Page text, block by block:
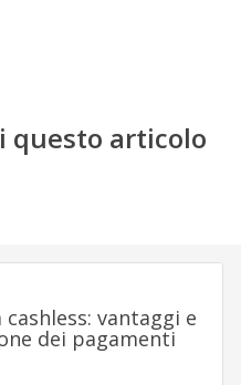
questo articolo
vantaggi e
dei pagamenti